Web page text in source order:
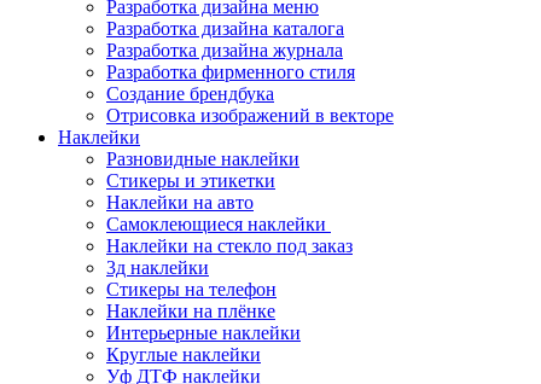
Разработка дизайна меню
Разработка дизайна каталога
Разработка дизайна журнала
Разработка фирменного стиля
Создание брендбука
Отрисовка изображений в векторе
Наклейки
Разновидные наклейки
Стикеры и этикетки
Наклейки на авто
Самоклеющиеся наклейки
Наклейки на стекло под заказ
3д наклейки
Cтикеры на телефон
Наклейки на плёнке
Интерьерные наклейки
Круглые наклейки
Уф ДТФ наклейки